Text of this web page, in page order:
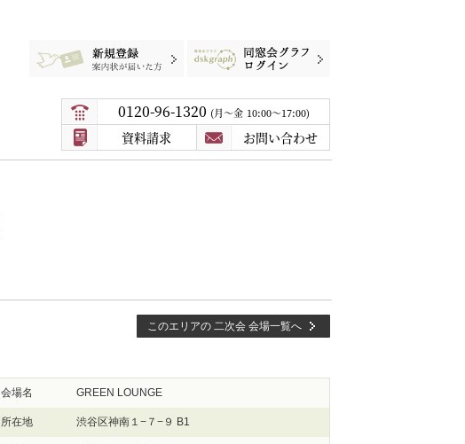
案内状が届いた方 同窓会グラフログイン
0120-96-1320 月〜金 10:00～17:00
資料請求 お問い合わせ
このエリアの 二次会 会場一覧へ
会場名 GREEN LOUNGE
所在地 渋谷区神南１−７−９ B1